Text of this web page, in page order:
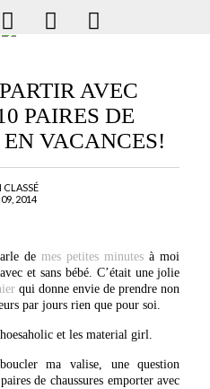
AVEC
PAIRES DE
VACANCES!
CLASSÉ
09, 2014
de mes petites minutes à moi
et sans bébé. C’était une jolie
qui donne envie de prendre non
par jours rien que pour soi.
et les material girl.
ma valise, une question
de chaussures emporter avec